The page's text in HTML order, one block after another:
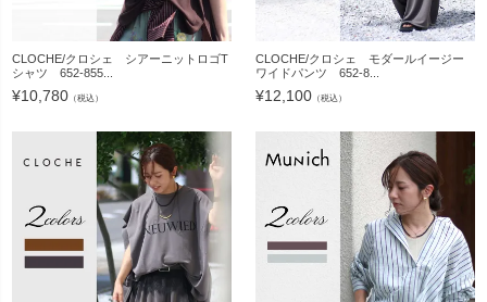
CLOCHE/クロシェ シアーニットロゴT
シャツ 652-855...
¥10,780 （税込）
CLOCHE/クロシェ モダールイージー
ワイドパンツ 652-8...
¥12,100 （税込）